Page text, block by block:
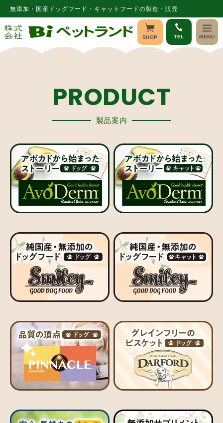
ンツに
進む
無添加・国産ドッグフード・キャットフードの製造・販売
MENU
TEL
SHOP
PRODUCT
製品案内